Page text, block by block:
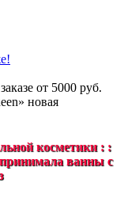
от 5000 руб.
косметики : :
ванны с